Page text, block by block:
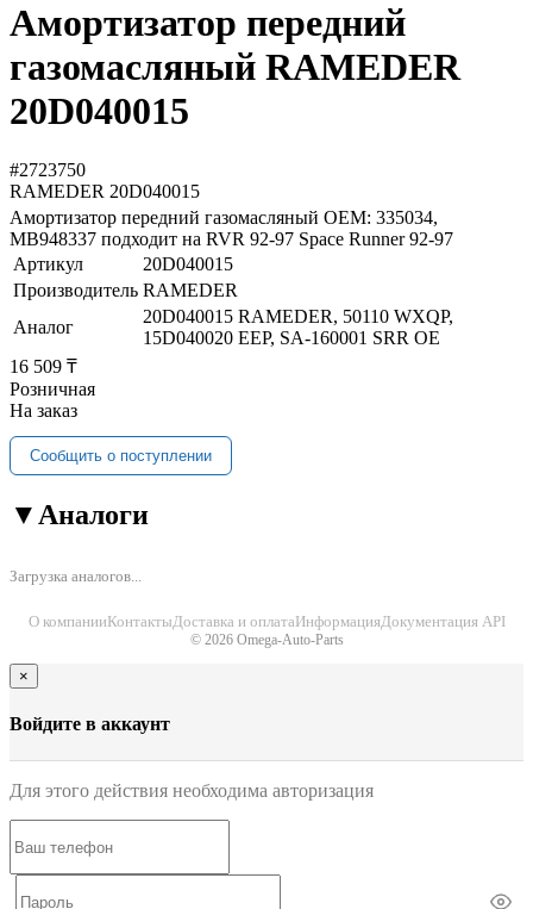
Амортизатор передний
газомасляный RAMEDER
20D040015
#2723750
RAMEDER 20D040015
Амортизатор передний газомасляный OEM: 335034,
MB948337 подходит на RVR 92-97 Space Runner 92-97
Артикул
20D040015
Производитель RAMEDER
Аналог
20D040015 RAMEDER, 50110 WXQP,
15D040020 EEP, SA-160001 SRR OE
16 509 ₸
Розничная
На заказ
Сообщить о поступлении
▼ Аналоги
Загрузка аналогов...
О компанииКонтактыДоставка и оплатаИнформацияДокументация API
© 2026 Omega-Auto-Parts
×
Войдите в аккаунт
Для этого действия необходима авторизация